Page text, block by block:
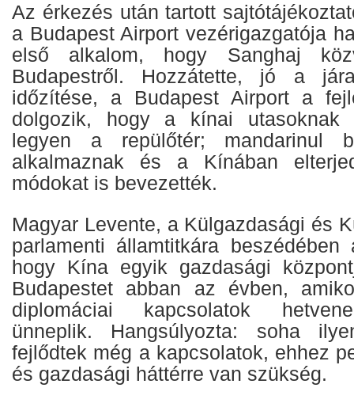
Az érkezés után tartott
a Budapest Airport vezérigazgatója
első alkalom, hogy Sanghaj
Budapestről. Hozzátette, jó a
időzítése, a Budapest Airport a
dolgozik, hogy a kínai utasoknak
legyen a repülőtér; mandarinul
alkalmaznak és a Kínában
módokat is bevezették.
Magyar Levente, a Külgazdasági és
parlamenti államtitkára beszédében
hogy Kína egyik gazdasági
Budapestet abban az évben,
diplomáciai kapcsolatok
ünneplik. Hangsúlyozta: soha
fejlődtek még a kapcsolatok, ehhez
és gazdasági háttérre van szükség.